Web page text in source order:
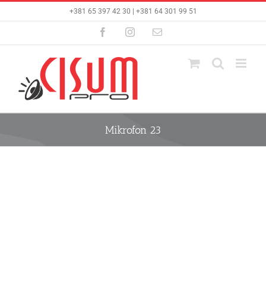
+381 65 397 42 30 | +381 64 301 99 51
FacebookInstagramEmail
Mikrofon 23